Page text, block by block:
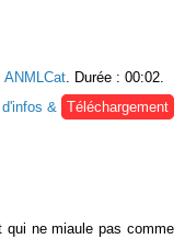
ANMLCat . Durée : 00:02.
&
Téléchargement
qui ne miaule pas comme